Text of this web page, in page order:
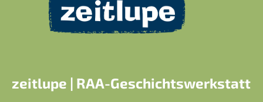
zeitlupe | RAA-Geschichtswerkstatt